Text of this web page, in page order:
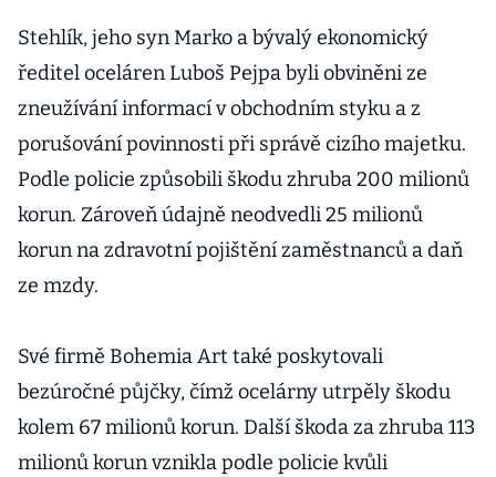
Stehlík, jeho syn Marko a bývalý ekonomický
ředitel oceláren Luboš Pejpa byli obviněni ze
zneužívání informací v obchodním styku a z
porušování povinnosti při správě cizího majetku.
Podle policie způsobili škodu zhruba 200 milionů
korun. Zároveň údajně neodvedli 25 milionů
korun na zdravotní pojištění zaměstnanců a daň
ze mzdy.
Své firmě Bohemia Art také poskytovali
bezúročné půjčky, čímž ocelárny utrpěly škodu
kolem 67 milionů korun. Další škoda za zhruba 113
milionů korun vznikla podle policie kvůli